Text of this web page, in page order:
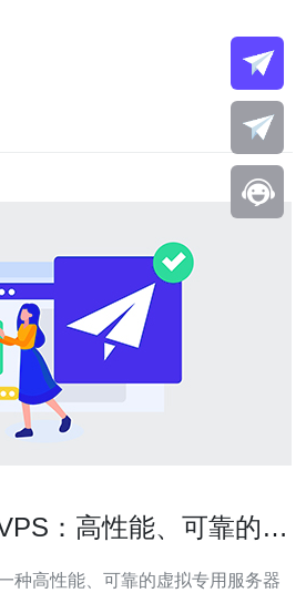
：高性能、可靠的选
种高性能、可靠的虚拟专用服务器